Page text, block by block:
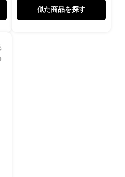
似た商品を探す